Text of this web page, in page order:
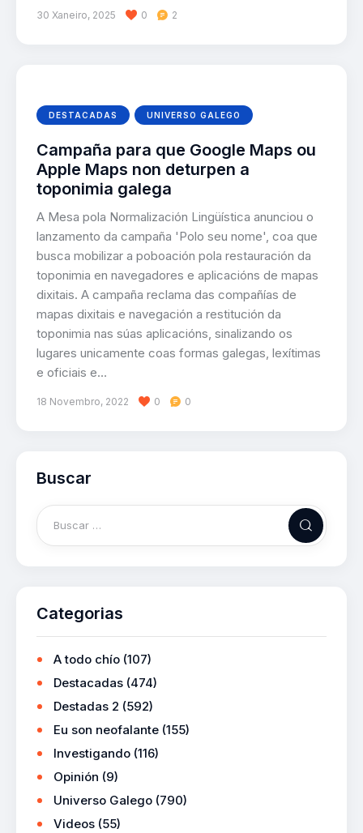
30 Xaneiro, 2025 0 2
DESTACADAS UNIVERSO GALEGO
Campaña para que Google Maps ou
Apple Maps non deturpen a
toponimia galega
A Mesa pola Normalización Lingüística anunciou o
lanzamento da campaña 'Polo seu nome', coa que
busca mobilizar a poboación pola restauración da
toponimia en navegadores e aplicacións de mapas
dixitais. A campaña reclama das compañías de
mapas dixitais e navegación a restitución da
toponimia nas súas aplicacións, sinalizando os
lugares unicamente coas formas galegas, lexítimas
e oficiais e…
18 Novembro, 2022 0 0
Buscar
Categorias
A todo chío (107)
Destacadas (474)
Destadas 2 (592)
Eu son neofalante (155)
Investigando (116)
Opinión (9)
Universo Galego (790)
Videos (55)